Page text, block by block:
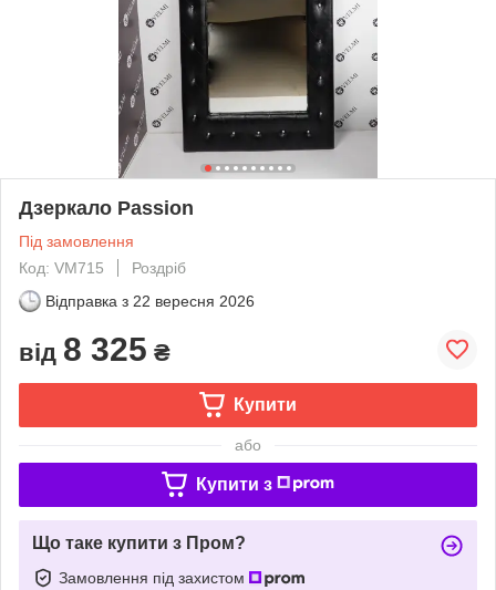
Дзеркало Passion
Під замовлення
Код: VM715
Роздріб
Відправка з 22 вересня 2026
від 8 325 ₴
Купити
або
Купити з
Що таке купити з Пром?
Замовлення під захистом